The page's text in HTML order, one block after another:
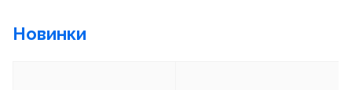
Новинки